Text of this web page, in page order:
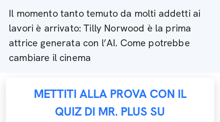
Il momento tanto temuto da molti addetti ai
lavori è arrivato: Tilly Norwood è la prima
attrice generata con l’AI. Come potrebbe
cambiare il cinema
METTITI ALLA PROVA CON IL
QUIZ DI MR. PLUS SU